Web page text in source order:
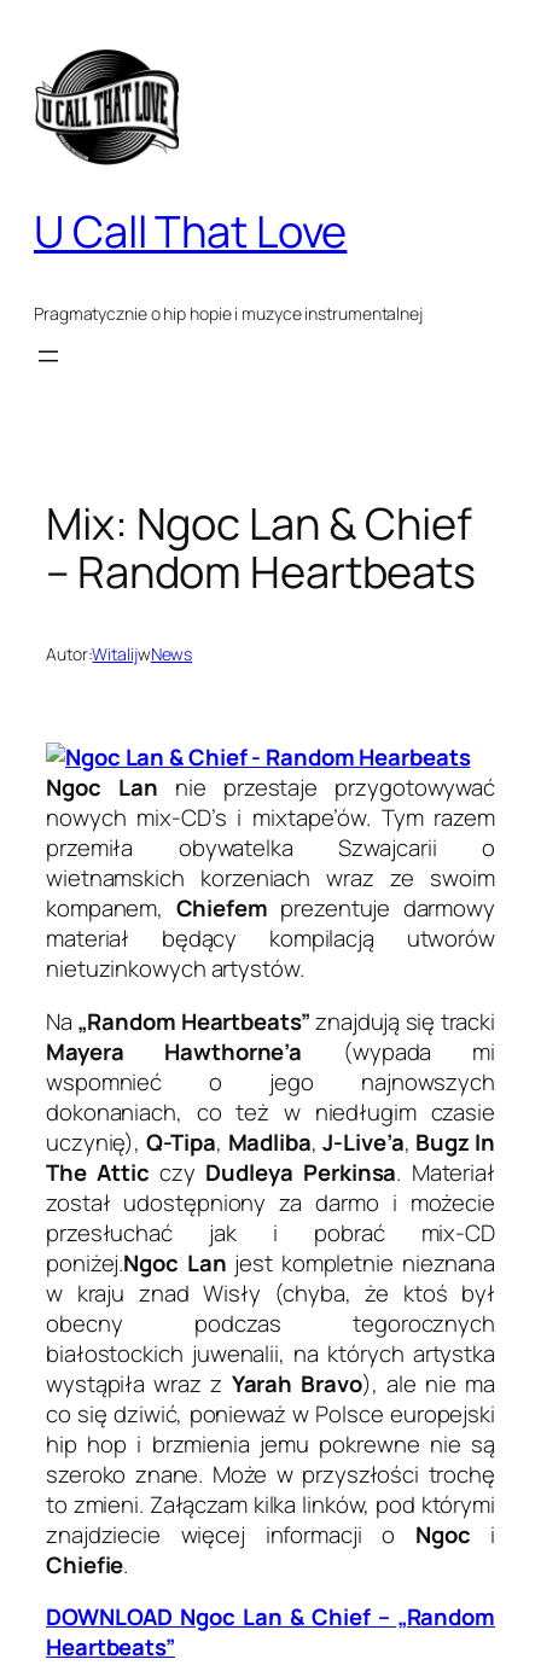
treści
U Call That Love
Pragmatycznie o hip hopie i muzyce instrumentalnej
Mix: Ngoc Lan & Chief
– Random Heartbeats
Autor:WitalijwNews
Ngoc Lan nie przestaje przygotowywać
nowych mix-CD’s i mixtape’ów. Tym razem
przemiła obywatelka Szwajcarii o
wietnamskich korzeniach wraz ze swoim
kompanem, Chiefem prezentuje darmowy
materiał będący kompilacją utworów
nietuzinkowych artystów.
Na „Random Heartbeats”znajdują się tracki
Mayera Hawthorne’a (wypada mi
wspomnieć o jego najnowszych
dokonaniach, co też w niedługim czasie
uczynię), Q-Tipa, Madliba,J-Live’a, Bugz In
The Attic czy Dudleya Perkinsa. Materiał
został udostępniony za darmo i możecie
przesłuchać jak i pobrać mix-CD
poniżej.Ngoc Lan jest kompletnie nieznana
w kraju znad Wisły (chyba, że ktoś był
obecny podczas tegorocznych
białostockich juwenalii, na których artystka
wystąpiła wraz z Yarah Bravo), ale nie ma
co się dziwić, ponieważ w Polsce europejski
hip hop i brzmienia jemu pokrewne nie są
szeroko znane. Może w przyszłości trochę
to zmieni. Załączam kilka linków, pod którymi
znajdziecie więcej informacji o Ngoc i
Chiefie.
DOWNLOAD Ngoc Lan & Chief – „Random
Heartbeats”